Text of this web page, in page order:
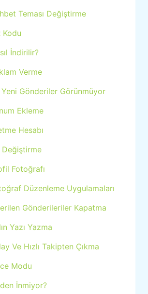
Teması Değiştirme
Kodu
İndirilir?
Verme
Gönderiler Görünmüyor
Ekleme
Hesabı
Fotoğrafı
Düzenleme Uygulamaları
Gönderileriler Kapatma
Yazı Yazma
Ve Hızlı Takipten Çıkma
Modu
İnmiyor?